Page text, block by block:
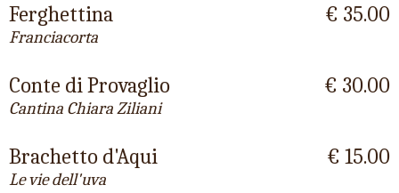
Ferghettina
Franciacorta
€ 35.00
Conte di Provaglio
Cantina Chiara Ziliani
€ 30.00
Brachetto d'Aqui
Le vie dell'uva
€ 15.00